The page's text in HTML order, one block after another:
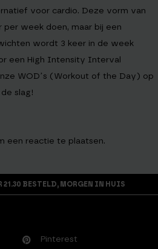
voor cardio. Deze vorm van
week doen, maar bij een
wordt 3 keer in de week
een High Intensity Interval
WOD’s (Workout of the Day) op
slag!
een reactie te plaatsen.
BESTELD, MORGEN IN HUIS
Pinterest